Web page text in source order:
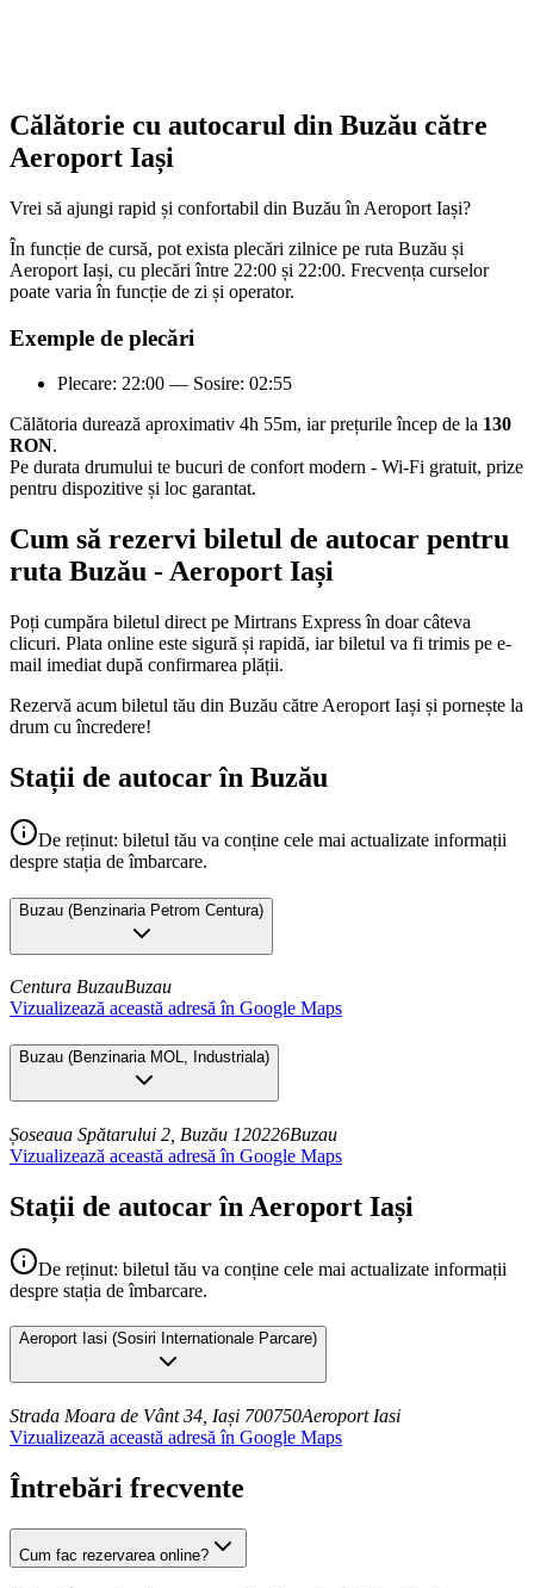
Călătorie cu autocarul din Buzău către
Aeroport Iași
Vrei să ajungi rapid și confortabil din Buzău în Aeroport Iași?
În funcție de cursă, pot exista plecări zilnice pe ruta Buzău și
Aeroport Iași, cu plecări între 22:00 și 22:00. Frecvența curselor
poate varia în funcție de zi și operator.
Exemple de plecări
Plecare: 22:00 — Sosire: 02:55
Călătoria durează aproximativ 4h 55m, iar prețurile încep de la 130
RON.
Pe durata drumului te bucuri de confort modern - Wi-Fi gratuit, prize
pentru dispozitive și loc garantat.
Cum să rezervi biletul de autocar pentru
ruta Buzău - Aeroport Iași
Poți cumpăra biletul direct pe Mirtrans Express în doar câteva
clicuri. Plata online este sigură și rapidă, iar biletul va fi trimis pe e-
mail imediat după confirmarea plății.
Rezervă acum biletul tău din Buzău către Aeroport Iași și pornește la
drum cu încredere!
Stații de autocar în Buzău
De reținut: biletul tău va conține cele mai actualizate informații
despre stația de îmbarcare.
Buzau (Benzinaria Petrom Centura)
Centura BuzauBuzau
Vizualizează această adresă în Google Maps
Buzau (Benzinaria MOL, Industriala)
Șoseaua Spătarului 2, Buzău 120226Buzau
Vizualizează această adresă în Google Maps
Stații de autocar în Aeroport Iași
De reținut: biletul tău va conține cele mai actualizate informații
despre stația de îmbarcare.
Aeroport Iasi (Sosiri Internationale Parcare)
Strada Moara de Vânt 34, Iași 700750Aeroport Iasi
Vizualizează această adresă în Google Maps
Întrebări frecvente
Cum fac rezervarea online?